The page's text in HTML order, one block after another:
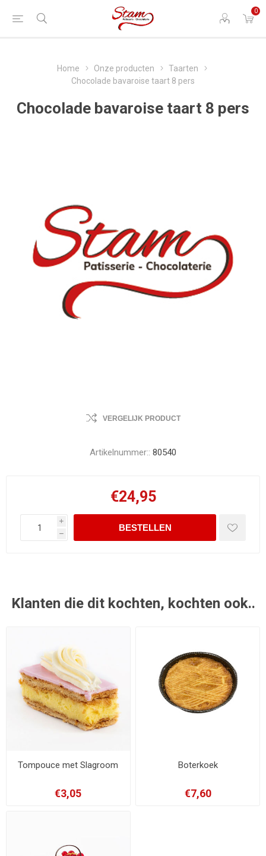
0
Home Onze producten
Taarten
Chocolade bavaroise taart 8 pers
Chocolade bavaroise taart 8 pers
VERGELIJK PRODUCT
Artikelnummer:: 80540
€24,95
i
h
Klanten die dit kochten, kochten ook..
Tompouce met Slagroom
€3,05
Boterkoek
€7,60